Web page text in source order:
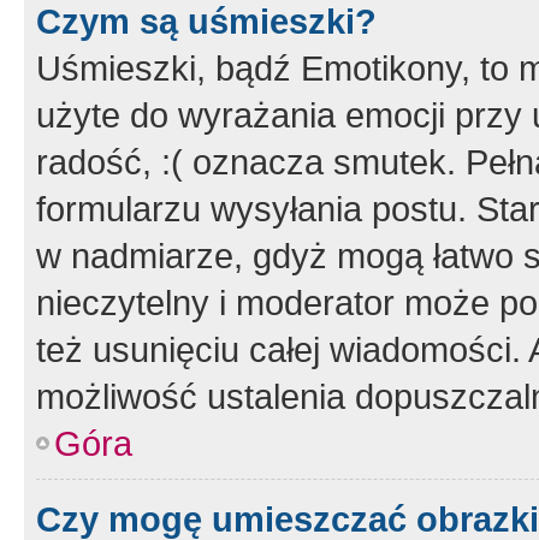
Czym są uśmieszki?
Uśmieszki, bądź Emotikony, to
użyte do wyrażania emocji
radość, :( oznacza smutek.
formularzu wysyłania postu.
w nadmiarze, gdyż mogą
nieczytelny i moderator może
też usunięciu całej
możliwość ustalenia
Góra
Czy mogę umieszczać